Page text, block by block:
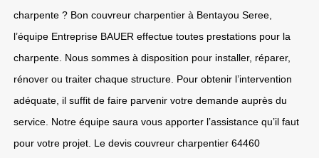
charpente ? Bon couvreur charpentier à Bentayou Seree,
l’équipe Entreprise BAUER effectue toutes prestations pour la
charpente. Nous sommes à disposition pour installer, réparer,
rénover ou traiter chaque structure. Pour obtenir l’intervention
adéquate, il suffit de faire parvenir votre demande auprès du
service. Notre équipe saura vous apporter l’assistance qu’il faut
pour votre projet. Le devis couvreur charpentier 64460